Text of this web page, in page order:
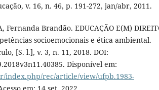
v. 16, n. 46, p. 191-272, jan/abr, 2011.
Fernanda Brandão. EDUCAÇÃO E(M)
socioemocionais e ética ambiental.
[S. l.], v. 3, n. 11, 2018. DOI:
Disponível em:
index.php/rec/article/view/ufpb.1983-
Acesso em: 14 set. 2022.